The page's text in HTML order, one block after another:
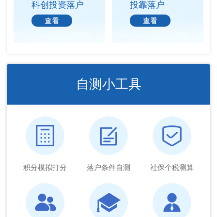
科创投资落户
查看
投靠落户
查看
自测小工具
积分模拟打分 落户条件自测 社保个税测算